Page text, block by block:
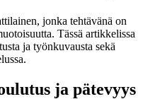
jonka tehtävänä on
Tässä artikkelissa
ja työnkuvausta sekä
ja pätevyys